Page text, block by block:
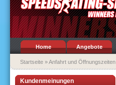
Home Angebote
Startseite »Anfahrt und Öffnungszeiten
Kundenmeinungen